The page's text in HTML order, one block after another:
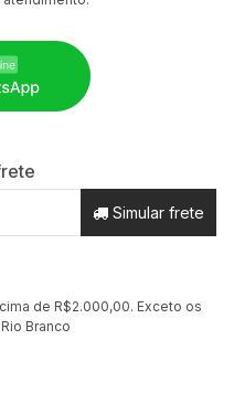
Simular frete
de R$2.000,00. Exceto os
Branco